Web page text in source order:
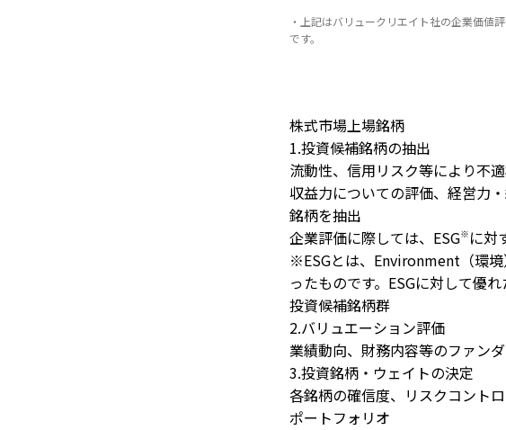
・上記はバリュークリエイト社の企業価値
です。
株式市場上場銘柄
1.投資候補銘柄の抽出
流動性、信用リスク等により不
収益力についての評価、経営力
銘柄を抽出
企業評価に際しては、ESG※ に対
※ESGとは、Environment（環
ったものです。ESGに対して優
投資候補銘柄群
2.バリュエーション評価
業績動向、財務内容等のファン
3.投資銘柄・ウェイトの決定
各銘柄の確信度、リスクコント
ポートフォリオ